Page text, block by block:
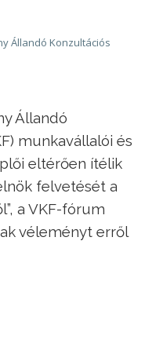
Állandó Konzultációs
Állandó
munkavállalói és
eltérően ítélik
felvetését a
a VKF-fórum
véleményt erről